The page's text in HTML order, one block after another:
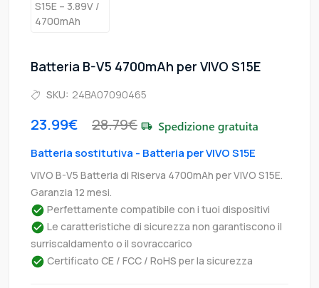
Batteria B-V5 4700mAh per VIVO S15E
SKU: 24BA07090465
23.99€ 28.79€
Batteria sostitutiva - Batteria per VIVO S15E
VIVO B-V5 Batteria di Riserva 4700mAh per VIVO S15E.
Garanzia 12 mesi.
Perfettamente compatibile con i tuoi dispositivi
Le caratteristiche di sicurezza non garantiscono il
surriscaldamento o il sovraccarico
Certificato CE / FCC / RoHS per la sicurezza